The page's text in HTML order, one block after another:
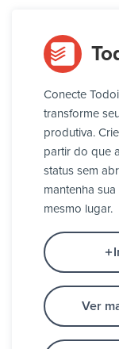
Conecte
transforme
produtiva.
partir do que
status sem
mantenha
mesmo lugar.
Ver